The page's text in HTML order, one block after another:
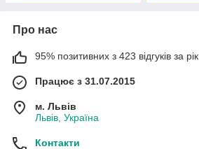
Про нас
95% позитивних з 423 відгуків за рік
Працює з 31.07.2015
м. Львів
Львів, Україна
Контакти